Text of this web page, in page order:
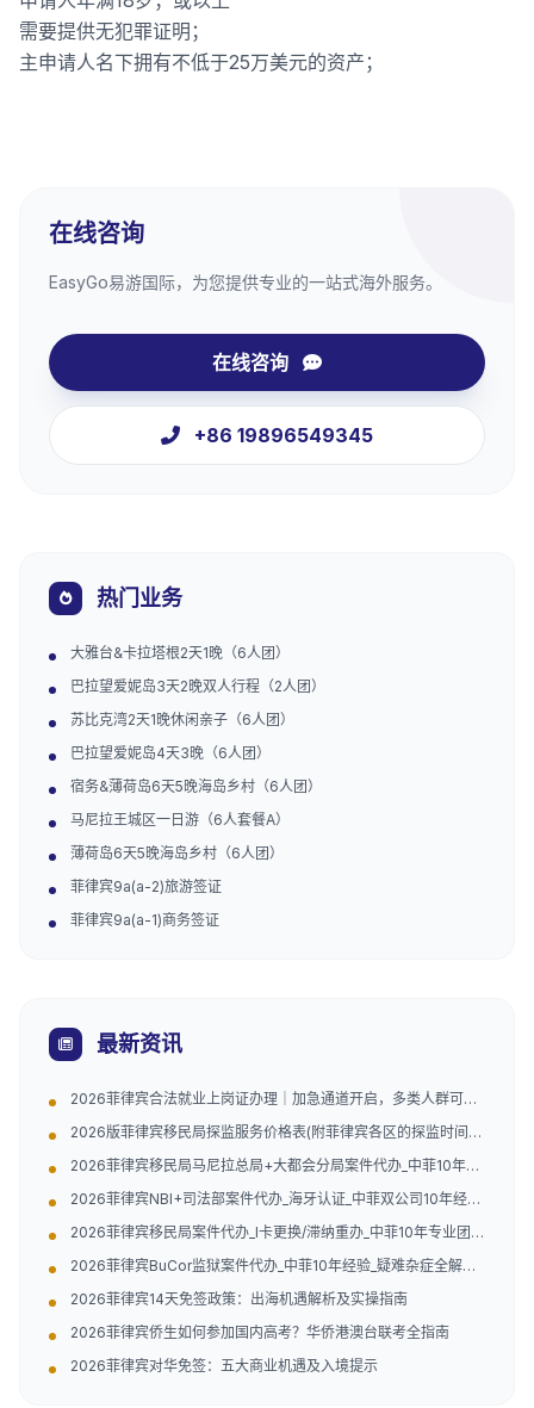
需要提供无犯罪证明；
主申请人名下拥有不低于25万美元的资产；
在线咨询
EasyGo易游国际，为您提供专业的一站式海外服务。
在线咨询
+86 19896549345
热门业务
大雅台&卡拉塔根2天1晚（6人团）
巴拉望爱妮岛3天2晚双人行程（2人团）
苏比克湾2天1晚休闲亲子（6人团）
巴拉望爱妮岛4天3晚（6人团）
宿务&薄荷岛6天5晚海岛乡村（6人团）
马尼拉王城区一日游（6人套餐A）
薄荷岛6天5晚海岛乡村（6人团）
菲律宾9a(a-2)旅游签证
菲律宾9a(a-1)商务签证
最新资讯
2026菲律宾合法就业上岗证办理｜加急通道开启，多类人群可
2026版菲律宾移民局探监服务价格表(附菲律宾各区的探监时间和
2026菲律宾移民局马尼拉总局+大都会分局案件代办_中菲10年经
2026菲律宾NBI+司法部案件代办_海牙认证_中菲双公司10年经验
2026菲律宾移民局案件代办_I卡更换/滞纳重办_中菲10年专业团队
2026菲律宾BuCor监狱案件代办_中菲10年经验_疑难杂症全解决
2026菲律宾14天免签政策：出海机遇解析及实操指南
2026菲律宾侨生如何参加国内高考？华侨港澳台联考全指南
2026菲律宾对华免签：五大商业机遇及入境提示